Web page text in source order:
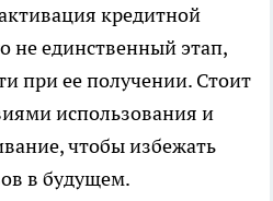
кредитной
не единственный этап,
при ее получении. Стоит
использования и
чтобы избежать
в будущем.